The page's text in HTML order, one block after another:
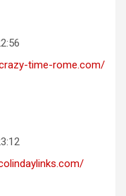
time-rome.com/